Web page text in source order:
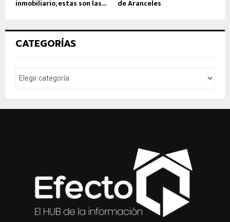
inmobiliario, estas son las... de Aranceles
CATEGORÍAS